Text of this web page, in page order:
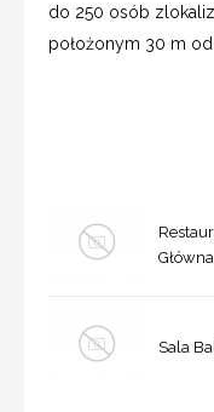
do 250 osób
położonym 30 m od
Główna
Sala